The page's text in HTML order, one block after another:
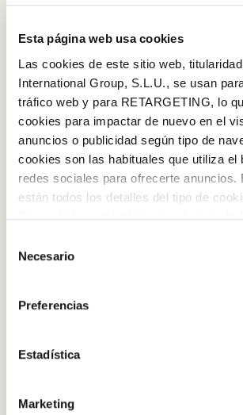
Esta página web usa cookies
Las cookies de este sitio web,
International Group, S.L.U., se usan
tráfico web y para RETARGETING, lo
cookies para impactar de nuevo en el
anuncios o publicidad según tipo de
cookies son las habituales que utiliza el
redes sociales para ofrecerte anuncios.
están todos los detalles del tipo de
la web aparece cómo evitar las cookies
Si se desea ver otra vez esta
privado y aparecerá de nuevo. Le
no habiendo aceptado las cookies de
identifican de ninguna forma.
Necesario
Preferencias
Estadística
Marketing
EXTRA PANENSKÝ OLIVOVÝ
STEP BY STEP
Step 1
Vepřový bůček vařte ve vroucí vodě
Vyjměte a zchlaďte v misce s vodou a
Step 2
Step 3
jarní cibulky, dva druhy sójové omáčky,